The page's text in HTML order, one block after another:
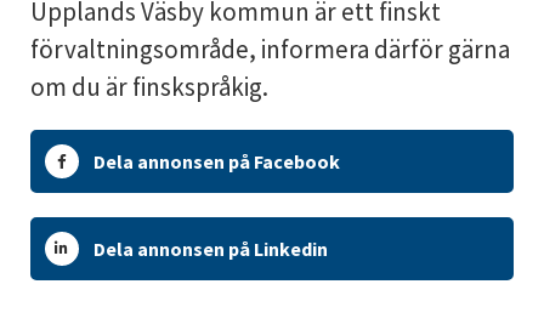
Upplands Väsby kommun är ett finskt
förvaltningsområde, informera därför gärna
om du är finskspråkig.
Dela annonsen på Facebook
Dela annonsen på Linkedin